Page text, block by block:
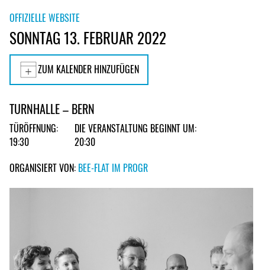
OFFIZIELLE WEBSITE
SONNTAG 13. FEBRUAR 2022
ZUM KALENDER HINZUFÜGEN
TURNHALLE – BERN
TÜRÖFFNUNG:
19:30
DIE VERANSTALTUNG BEGINNT UM:
20:30
ORGANISIERT VON: BEE-FLAT IM PROGR